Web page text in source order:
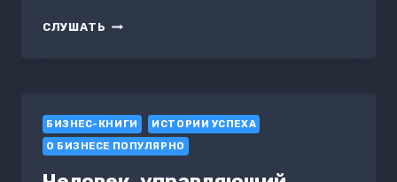
СЛУШАТЬ ПСИХОЛОГИЯ
БИЗНЕС-КНИГИ
ИСТОРИИ УСПЕХА
О БИЗНЕСЕ ПОПУЛЯРНО